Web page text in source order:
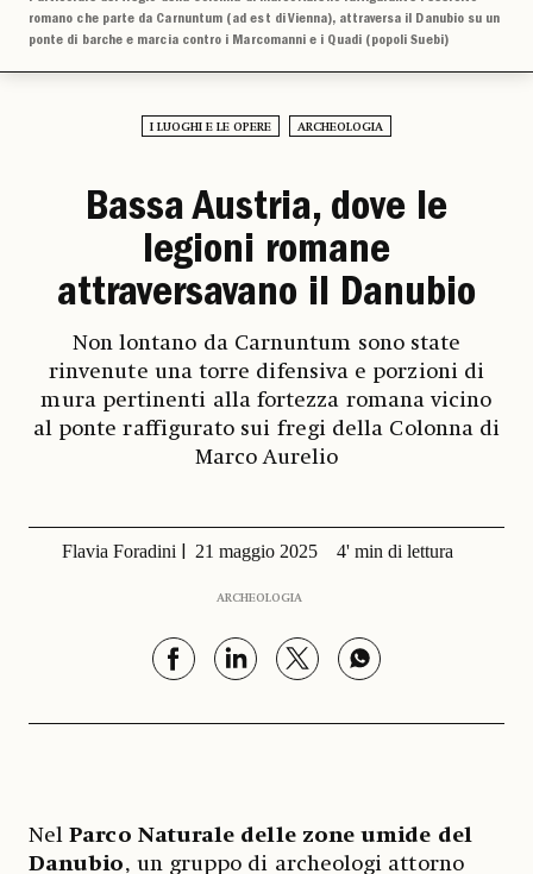
romano che parte da Carnuntum (ad est di Vienna), attraversa il Danubio su un
ponte di barche e marcia contro i Marcomanni e i Quadi (popoli Suebi)
I LUOGHI E LE OPERE ARCHEOLOGIA
Bassa Austria, dove le
legioni romane
attraversavano il Danubio
Non lontano da Carnuntum sono state
rinvenute una torre difensiva e porzioni di
mura pertinenti alla fortezza romana vicino
al ponte raffigurato sui fregi della Colonna di
Marco Aurelio
Flavia Foradini 21 maggio 2025 4' min di lettura
ARCHEOLOGIA
NelParco Naturale delle zone umide del
Danubio, un gruppo di archeologi attorno